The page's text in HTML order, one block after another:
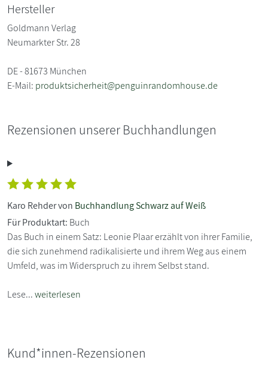
Hersteller
Goldmann Verlag
Neumarkter Str. 28
DE - 81673 München
E-Mail: produktsicherheit@penguinrandomhouse.de
Rezensionen unserer Buchhandlungen
Karo Rehder von Buchhandlung Schwarz auf Weiß
Für Produktart: Buch
Das Buch in einem Satz: Leonie Plaar erzählt von ihrer Familie,
die sich zunehmend radikalisierte und ihrem Weg aus einem
Umfeld, was im Widerspruch zu ihrem Selbst stand.
Lese...weiterlesen
Kund*innen-Rezensionen